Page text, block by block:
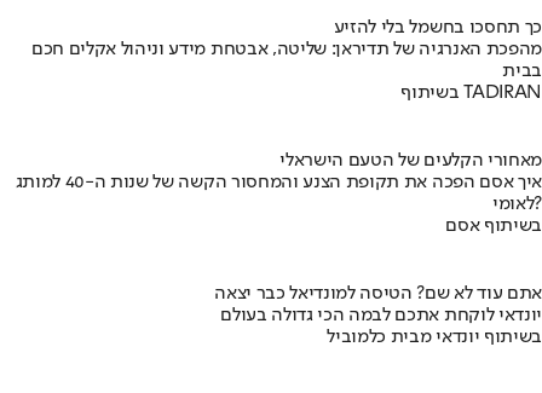
כך תחסכו בחשמל בלי להזיע
מהפכת האנרגיה של תדיראן: שליטה, אבטחת מידע וניהול אקלים חכם
בבית
בשיתוף TADIRAN
מאחורי הקלעים של הטעם הישראלי
איך אסם הפכה את תקופת הצנע והמחסור הקשה של שנות ה-40 למותג
לאומי?
בשיתוף אסם
אתם עוד לא שם? הטיסה למונדיאל כבר יצאה
יונדאי לוקחת אתכם לבמה הכי גדולה בעולם
בשיתוף יונדאי מבית כלמוביל